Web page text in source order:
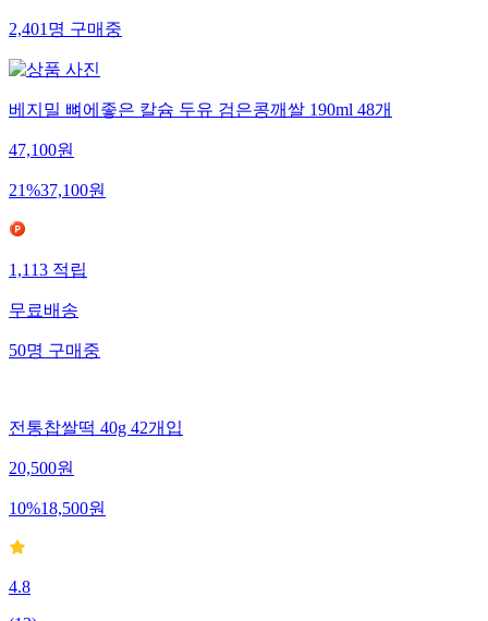
2,401명구매중
베지밀 뼈에좋은 칼슘 두유 검은콩깨쌀 190ml 48개
47,100원
21%37,100원
1,113적립
무료배송
50명구매중
전통찹쌀떡 40g 42개입
20,500원
10%18,500원
4.8